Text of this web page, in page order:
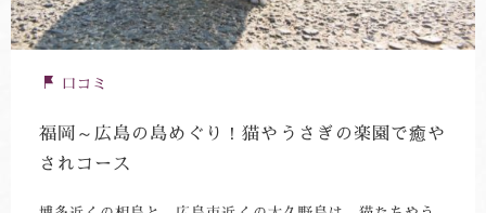
口コミ
福岡～広島の島めぐり！猫やうさぎの楽園で癒や
されコース